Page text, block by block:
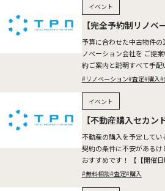
【完全予約制リノベ
予算に合わせた中古物件
ノベーション会社を ご提
約ご案内と説明すべて手
時】】 2024.11.16(Sat)～
#リノベーション#査定#購入#
イベント
【不動産購入セカン
不動産の購入を予定して
契約の条件に不安がある
おすすめです！ 【【開催
10(Sun) ※所要時間：1時
#無料相談#査定#購入
イベント